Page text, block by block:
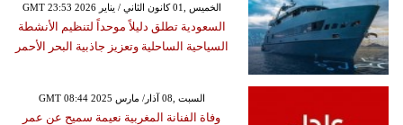
GMT 23:53 2026 الخميس ,01 كانون الثاني / يناير
السعودية تطلق دليلاً موحداً لتنظيم الأنشطة
السياحية الساحلية وتعزيز جاذبية البحر الأحمر
GMT 08:44 2025 السبت ,08 آذار/ مارس
وفاة الفنانة المغربية نعيمة سميح عن عمر